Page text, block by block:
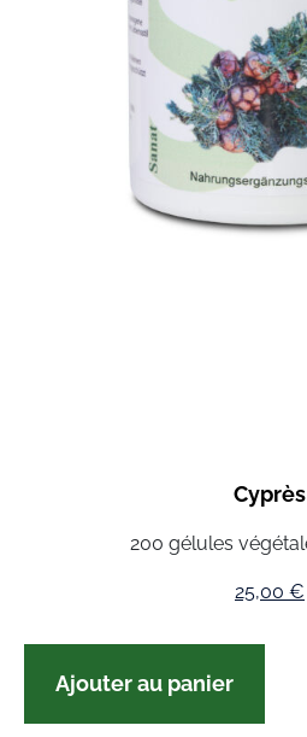
Cyprès
200 gélules
25,00 €
Ajouter au panier